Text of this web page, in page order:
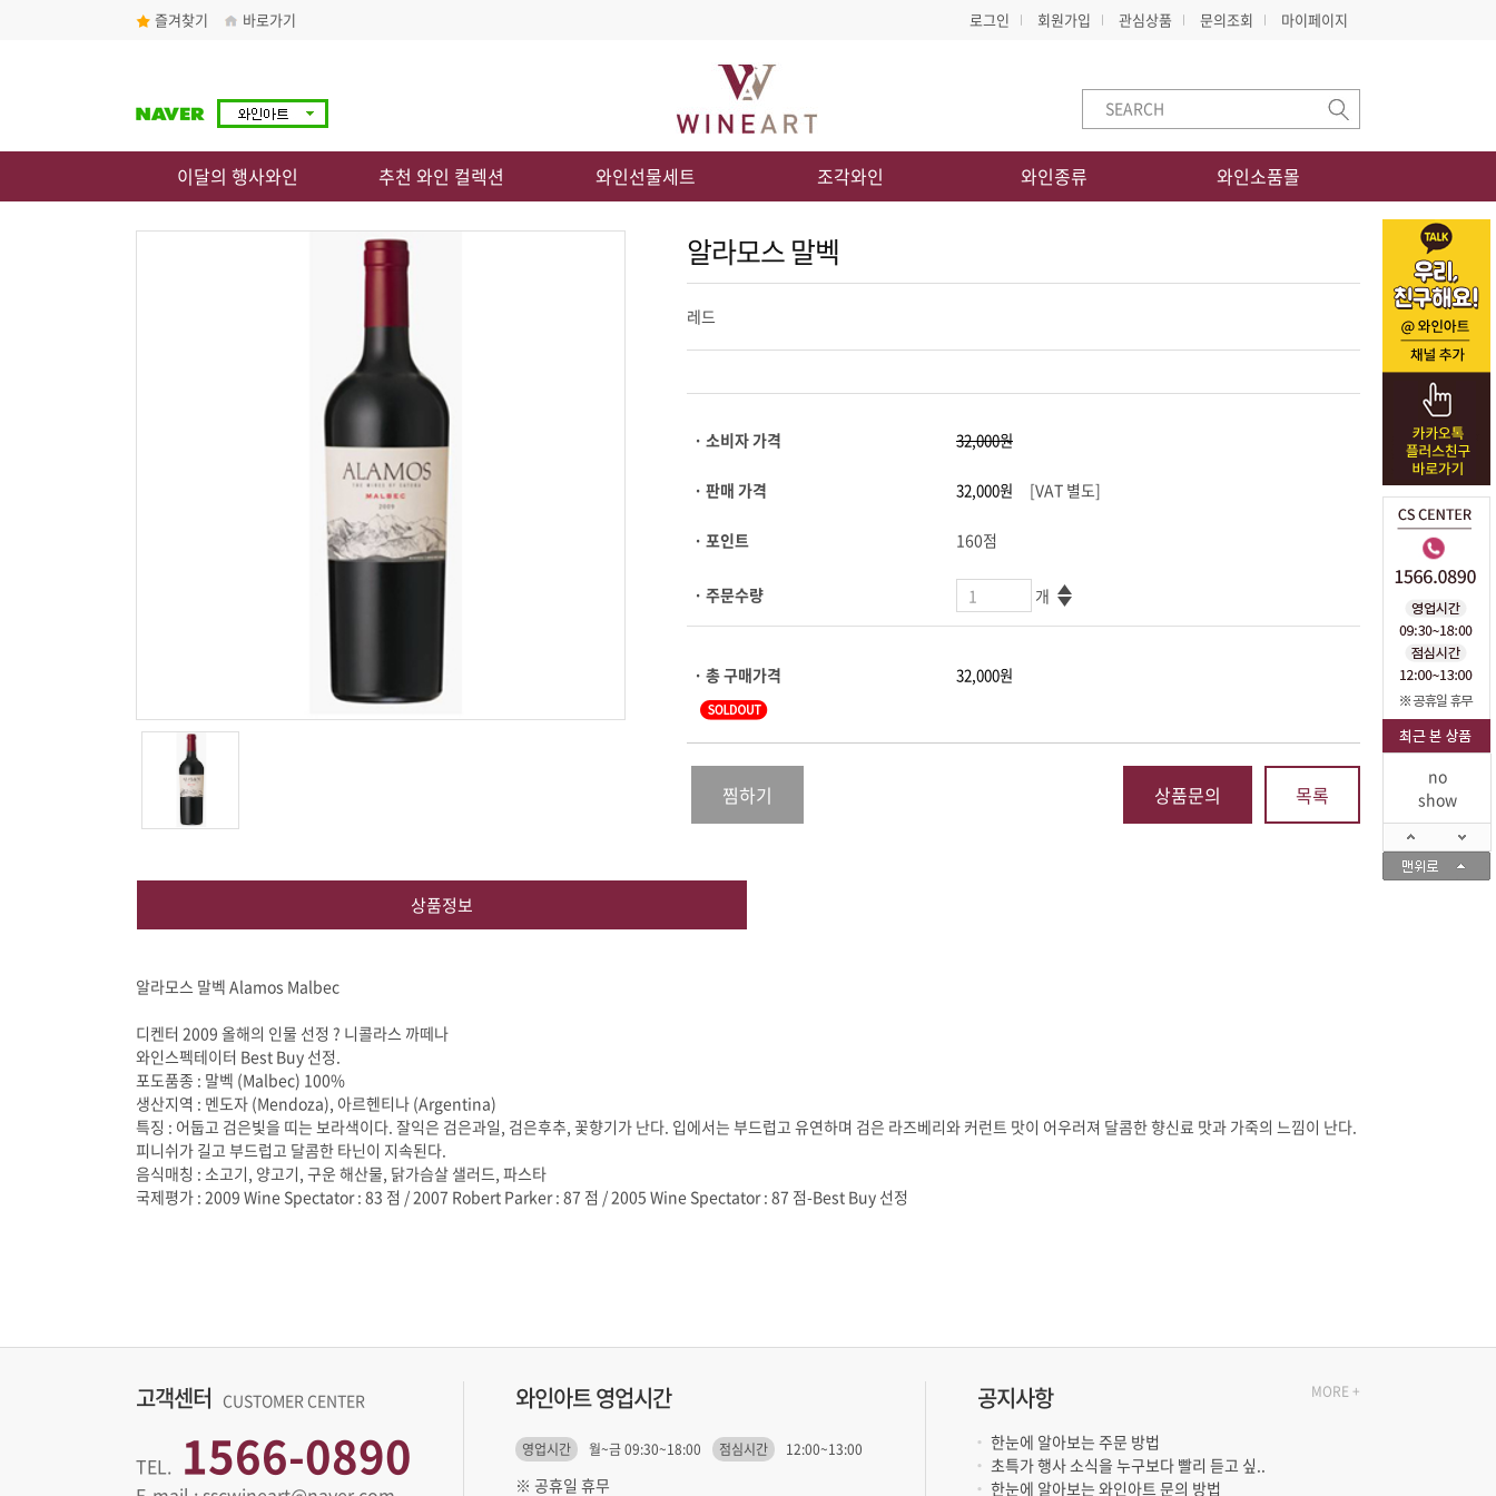
즐겨찾기 바로가기 로그인 회원가입 관심상품 문의조회 마이페이지
no
show
이달의 행사와인 추천 와인 컬렉션 와인선물세트 조각와인 와인종류 와인소품몰
알라모스 말벡
레드
· 소비자 가격
· 판매 가격 [VAT 별도]
· 포인트 160점
· 주문수량 개
· 총 구매가격
상품문의
찜하기 목록
상품정보
알라모스 말벡 Alamos Malbec
디켄터 2009 올해의 인물 선정 ? 니콜라스 까떼나
와인스펙테이터 Best Buy 선정.
포도품종 : 말벡 (Malbec) 100%
생산지역 : 멘도자 (Mendoza), 아르헨티나 (Argentina)
피니쉬가 길고 부드럽고 달콤한 타닌이 지속된다.
음식매칭 : 소고기, 양고기, 구운 해산물, 닭가슴살 샐러드, 파스타
국제평가 : 2009 Wine Spectator : 83 점 / 2007 Robert Parker : 87 점 / 2005 Wine Spectator : 87 점-Best Buy 선정
고객센터 CUSTOMER CENTER
TEL. 1566-0890
와인아트 영업시간
영업시간 월~금 09:30~18:00 점심시간 12:00~13:00
※ 공휴일 휴무
공지사항
한눈에 알아보는 주문 방법
초특가 행사 소식을 누구보다 빨리 듣고 싶..
한눈에 알아보는 와인아트 문의 방법
MORE +